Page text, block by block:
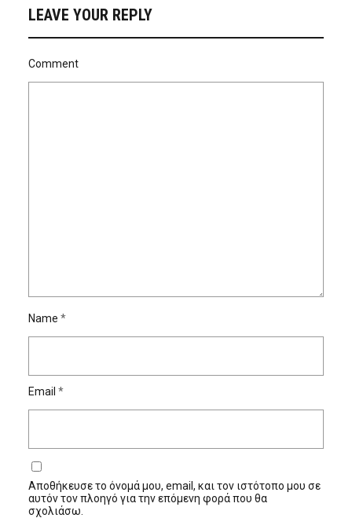
LEAVE YOUR REPLY
Comment
Name *
Email *
Αποθήκευσε το όνομά μου, email, και τον ιστότοπο μου σε
αυτόν τον πλοηγό για την επόμενη φορά που θα
σχολιάσω.